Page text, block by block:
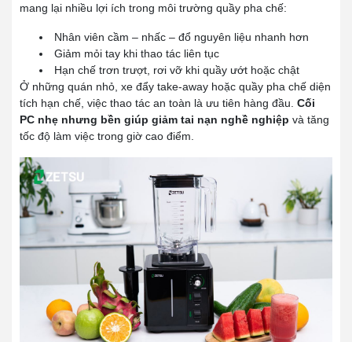
mang lại nhiều lợi ích trong môi trường quầy pha chế:
Nhân viên cầm – nhấc – đổ nguyên liệu nhanh hơn
Giảm mỏi tay khi thao tác liên tục
Hạn chế trơn trượt, rơi vỡ khi quầy ướt hoặc chật
Ở những quán nhỏ, xe đẩy take-away hoặc quầy pha chế diện
tích hạn chế, việc thao tác an toàn là ưu tiên hàng đầu. Cối
PC nhẹ nhưng bền giúp giảm tai nạn nghề nghiệp và tăng
tốc độ làm việc trong giờ cao điểm.